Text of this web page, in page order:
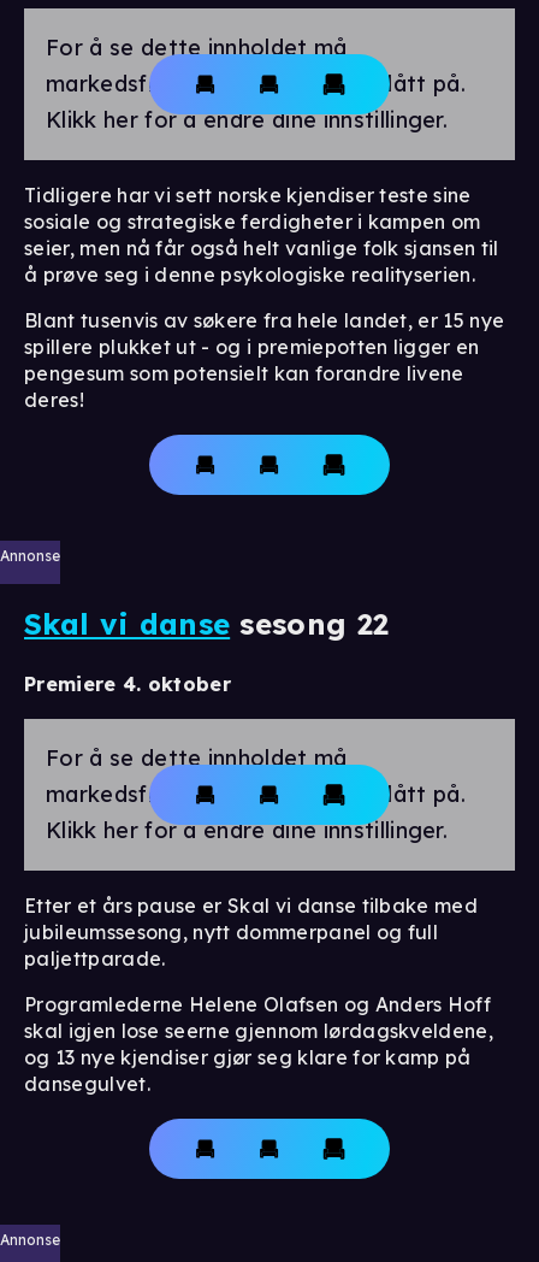
For å se dette innholdet må
markedsførings-cookies være slått på.
Klikk her for å endre dine innstillinger.
Tidligere har vi sett norske kjendiser teste sine
sosiale og strategiske ferdigheter i kampen om
seier, men nå får også helt vanlige folk sjansen til
å prøve seg i denne psykologiske realityserien.
Blant tusenvis av søkere fra hele landet, er 15 nye
spillere plukket ut - og i premiepotten ligger en
pengesum som potensielt kan forandre livene
deres!
Annonse
Skal vi danse sesong 22
Premiere 4. oktober
For å se dette innholdet må
markedsførings-cookies være slått på.
Klikk her for å endre dine innstillinger.
Etter et års pause er Skal vi danse tilbake med
jubileumssesong, nytt dommerpanel og full
paljettparade.
Programlederne Helene Olafsen og Anders Hoff
skal igjen lose seerne gjennom lørdagskveldene,
og 13 nye kjendiser gjør seg klare for kamp på
dansegulvet.
Annonse